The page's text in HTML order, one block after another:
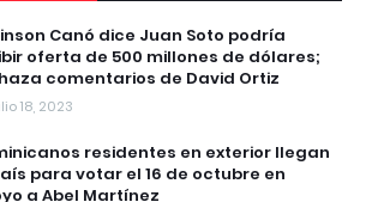
Canó dice Juan Soto podría
oferta de 500 millones de dólares;
comentarios de David Ortiz
18, 2023
residentes en exterior llegan
para votar el 16 de octubre en
a Abel Martínez